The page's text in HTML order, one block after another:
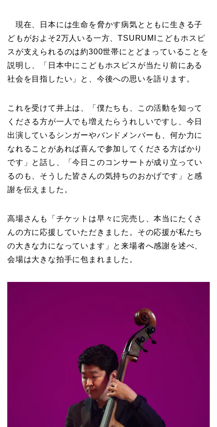
現在、日本には生命を脅かす病気とともに生きる子
どもがおよそ2万人いる一方、TSURUMIこどもホスピ
スが支えられるのは約300世帯にとどまっていることを
説明し、「日本中にこどもホスピスが当たり前にある
社会を目指したい」と、今後への思いを語ります。
これを受けて井上は、「僕たちも、この活動を知って
くださる方が一人でも増えたらうれしいですし、今日
出演しているシンガーやバンドメンバーも、何か力に
なれることがあれば喜んで参加してくださる方ばかり
です」と話し、「今日このコンサートが成り立ってい
るのも、そうした皆さんの気持ちのおかげです」と感
謝を伝えました。
高場さんも「チケットは早々に完売し、本当にたくさ
んの方に応援していただきました。その応援が私たち
の大きな力になっています」と来場者へ感謝を述べ、
会場は大きな拍手に包まれました。